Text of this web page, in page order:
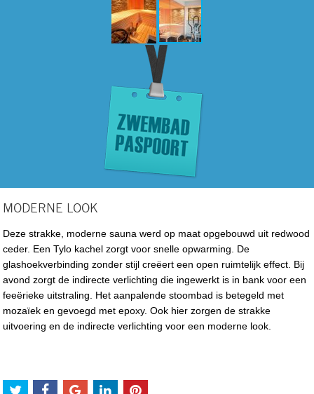
MODERNE LOOK
Deze strakke, moderne sauna werd op maat opgebouwd uit redwood
ceder. Een Tylo kachel zorgt voor snelle opwarming. De
glashoekverbinding zonder stijl creëert een open ruimtelijk effect. Bij
avond zorgt de indirecte verlichting die ingewerkt is in bank voor een
feeërieke uitstraling. Het aanpalende stoombad is betegeld met
mozaïek en gevoegd met epoxy. Ook hier zorgen de strakke
uitvoering en de indirecte verlichting voor een moderne look.